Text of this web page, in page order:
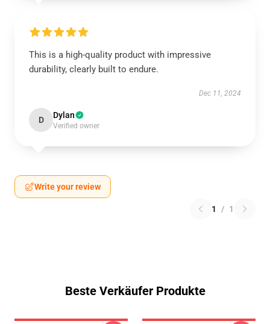
This is a high-quality product with impressive
durability, clearly built to endure.
Dec 11, 2024
D Dylan
Verified owner
Write your review
1 / 1
Beste Verkäufer Produkte